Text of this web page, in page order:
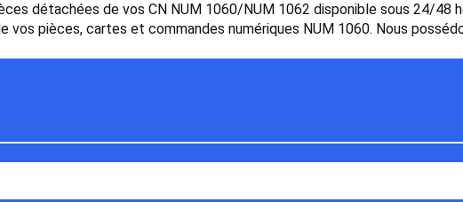
détachées de vos CN NUM 1060/NUM 1062 disponible sous 24/48
vos pièces, cartes et commandes numériques NUM 1060. Nous